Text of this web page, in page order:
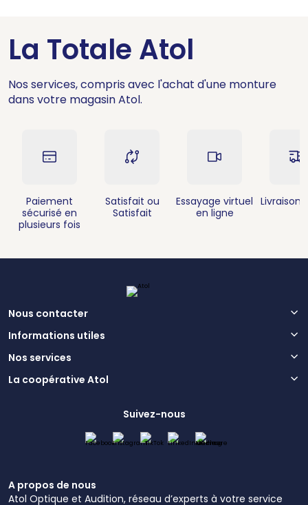
La Totale Atol
Nos services, compris avec l'achat d'une monture
dans votre magasin Atol.
Paiement
sécurisé en
plusieurs fois
Satisfait ou
Satisfait
Essayage virtuel
en ligne
Livraison
Nous contacter
Informations utiles
Nos services
La coopérative Atol
Suivez-nous
A propos de nous
Atol Optique et Audition, réseau d’experts à votre service